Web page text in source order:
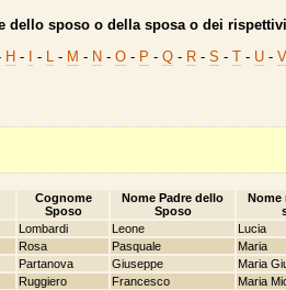
dello sposo o della sposa o dei
H - I - L - M - N - O - P - Q - R - S - T - U - V
Cognome
Sposo
Nome Padre dello
Sposo
Nome
Lombardi Leone Lucia
Rosa Pasquale Maria
Partanova Giuseppe Maria
Ruggiero Francesco Maria